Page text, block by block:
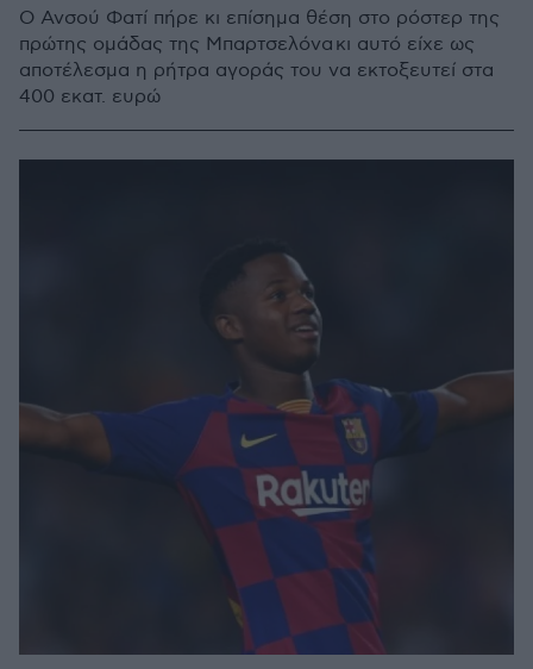
Ο Ανσού Φατί πήρε κι επίσημα θέση στο ρόστερ της
πρώτης ομάδας της Μπαρτσελόνα κι αυτό είχε ως
αποτέλεσμα η ρήτρα αγοράς του να εκτοξευτεί στα
400 εκατ. ευρώ